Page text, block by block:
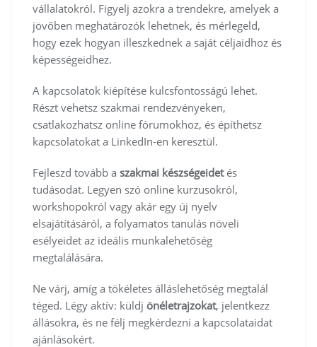
vállalatokról. Figyelj azokra a trendekre, amelyek a
jövőben meghatározók lehetnek, és mérlegeld,
hogy ezek hogyan illeszkednek a saját céljaidhoz és
képességeidhez.
A kapcsolatok kiépítése kulcsfontosságú lehet.
Részt vehetsz szakmai rendezvényeken,
csatlakozhatsz online fórumokhoz, és építhetsz
kapcsolatokat a LinkedIn-en keresztül.
Fejleszd tovább a szakmai készségeidetés
tudásodat. Legyen szó online kurzusokról,
workshopokról vagy akár egy új nyelv
elsajátításáról, a folyamatos tanulás növeli
esélyeidet az ideális munkalehetőség
megtalálására.
Ne várj, amíg a tökéletes álláslehetőség megtalál
téged. Légy aktív: küldj önéletrajzokat, jelentkezz
állásokra, és ne félj megkérdezni a kapcsolataidat
ajánlásokért.